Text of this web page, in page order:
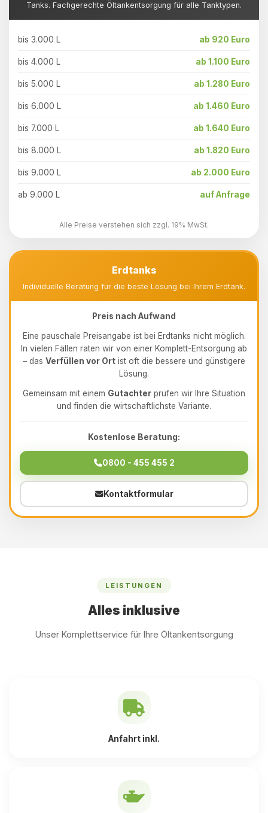
Tanks. Fachgerechte Öltankentsorgung für alle Tanktypen.
bis 3.000 L ab 920 Euro
bis 4.000 L ab 1.100 Euro
bis 5.000 L ab 1.280 Euro
bis 6.000 L ab 1.460 Euro
bis 7.000 L ab 1.640 Euro
bis 8.000 L ab 1.820 Euro
bis 9.000 L ab 2.000 Euro
ab 9.000 L auf Anfrage
Alle Preise verstehen sich zzgl. 19% MwSt.
Erdtanks
Individuelle Beratung für die beste Lösung bei Ihrem Erdtank.
Preis nach Aufwand
Eine pauschale Preisangabe ist bei Erdtanks nicht möglich.
In vielen Fällen raten wir von einer Komplett-Entsorgung ab
– das Verfüllen vor Ort ist oft die bessere und günstigere
Lösung.
Gemeinsam mit einem Gutachter prüfen wir Ihre Situation
und finden die wirtschaftlichste Variante.
Kostenlose Beratung:
0800 - 455 455 2
Kontaktformular
LEISTUNGEN
Alles inklusive
Unser Komplettservice für Ihre Öltankentsorgung
Anfahrt inkl.